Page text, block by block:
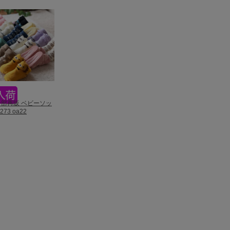
再販 ベビーソッ
oa22